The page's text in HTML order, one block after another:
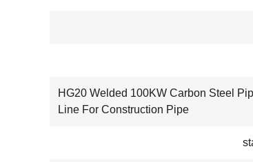
HG20 Welded 100KW Carbon Steel
Line For Construction Pipe